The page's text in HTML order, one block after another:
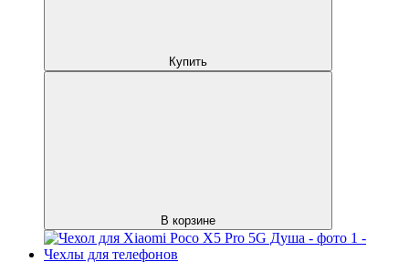
Купить
В корзине